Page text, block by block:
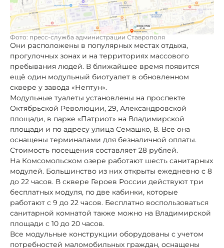
Фото: пресс-служба администрации Ставрополя
Они расположены в популярных местах отдыха,
прогулочных зонах и на территориях массового
пребывания людей. В ближайшее время появится
ещё один модульный биотуалет в обновленном
сквере у завода «Нептун».
Модульные туалеты установлены на проспекте
Октябрьской Революции, 29, Александровской
площади, в парке «Патриот» на Владимирской
площади и по адресу улица Семашко, 8. Все она
оснащены терминалами для безналичной оплаты.
Стоимость посещения составляет 28 рублей.
На Комсомольском озере работают шесть санитарных
модулей. Большинство из них открыты ежедневно с 8
до 22 часов. В сквере Героев России действуют три
бесплатных модуля, по две кабинки, которые
работают с 9 до 22 часов. Бесплатно воспользоваться
санитарной комнатой также можно на Владимирской
площади с 10 до 20 часов.
Все модульные конструкции оборудованы с учетом
потребностей маломобильных граждан, оснащены